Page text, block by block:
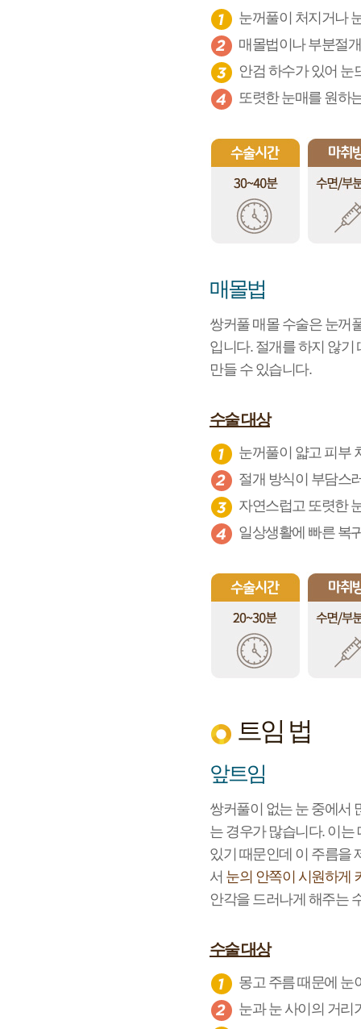
눈꺼풀이 처지거나
매몰법이나 부분절
안검 하수가 있어 눈
또렷한 눈매를 원하
매몰법
쌍커풀 매몰 수술은 눈꺼
입니다. 절개를 하지 않기
만들 수 있습니다.
수술 대상
눈꺼풀이 얇고 피부
절개 방식이 부담스
자연스럽고 또렷한
일상생활에 빠른 복
트임 법
앞트임
쌍커풀이 없는 눈 중에서
는 경우가 많습니다. 이는
있기 때문인데 이 주름을
서 눈의 안쪽이 시원하게
안각을 드러나게 해주는
수술 대상
몽고 주름 때문에 눈
눈과 눈 사이의 거리